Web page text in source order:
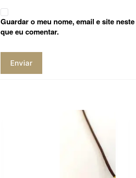
Guardar o meu nome, email e site
que eu comentar.
Enviar